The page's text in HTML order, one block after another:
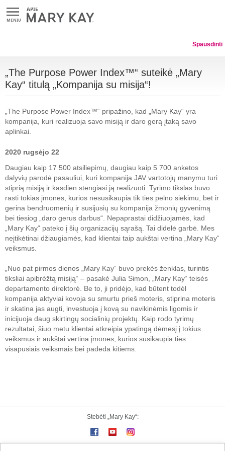
MENIU
Spausdinti
„The Purpose Power Index™“ suteikė „Mary
Kay“ titulą „Kompanija su misija“!
„The Purpose Power Index™“ pripažino, kad „Mary Kay“ yra
kompanija, kuri realizuoja savo misiją ir daro gerą įtaką savo
aplinkai.
2020 rugsėjo 22
Daugiau kaip 17 500 atsiliepimų, daugiau kaip 5 700 anketos
dalyvių parodė pasauliui, kuri kompanija JAV vartotojų manymu turi
stiprią misiją ir kasdien stengiasi ją realizuoti. Tyrimo tikslas buvo
rasti tokias įmones, kurios nesusikaupia tik ties pelno siekimu, bet ir
gerina bendruomenių ir susijusių su kompanija žmonių gyvenimą
bei tiesiog „daro gerus darbus“. Nepaprastai didžiuojamės, kad
„Mary Kay“ pateko į šių organizacijų sąrašą. Tai didelė garbė. Mes
neįtikėtinai džiaugiamės, kad klientai taip aukštai vertina „Mary Kay“
veiksmus.
„Nuo pat pirmos dienos „Mary Kay“ buvo prekės ženklas, turintis
tiksliai apibrėžtą misiją“ – pasakė Julia Simon, „Mary Kay“ teisės
departamento direktorė. Be to, ji pridėjo, kad būtent todėl
kompanija aktyviai kovoja su smurtu prieš moteris, stiprina moteris
ir skatina jas augti, investuoja į kovą su navikinėmis ligomis ir
inicijuoja daug skirtingų socialinių projektų. Kaip rodo tyrimų
rezultatai, šiuo metu klientai atkreipia ypatingą dėmesį į tokius
veiksmus ir aukštai vertina įmones, kurios susikaupia ties
visapusiais veiksmais bei padeda kitiems.
Stebėti „Mary Kay“: